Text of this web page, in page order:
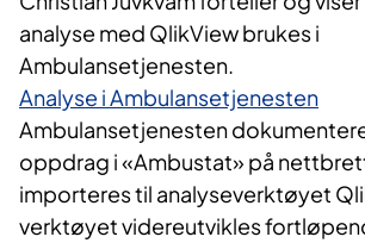
analyse med QlikView brukes i
Ambulansetjenesten.
Analyse i Ambulansetjenesten
Ambulansetjenesten
oppdrag i «Ambustat» på
importeres til analyseverktøyet
verktøyet videreutvikles